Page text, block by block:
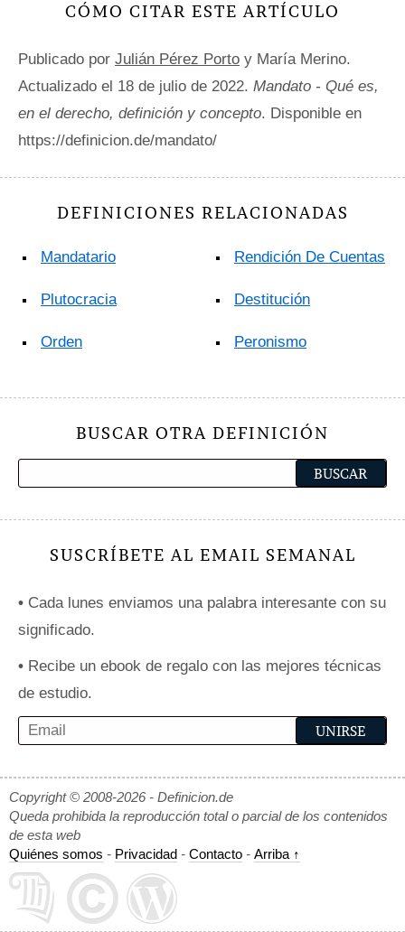
CÓMO CITAR ESTE ARTÍCULO
Publicado por Julián Pérez Porto y María Merino.
Actualizado el 18 de julio de 2022. Mandato - Qué es,
en el derecho, definición y concepto. Disponible en
https://definicion.de/mandato/
DEFINICIONES RELACIONADAS
Mandatario
Plutocracia
Orden
Rendición De Cuentas
Destitución
Peronismo
BUSCAR OTRA DEFINICIÓN
SUSCRÍBETE AL EMAIL SEMANAL
• Cada lunes enviamos una palabra interesante con su
significado.
• Recibe un ebook de regalo con las mejores técnicas
de estudio.
Copyright © 2008-2026 - Definicion.de
Queda prohibida la reproducción total o parcial de los contenidos
de esta web
Quiénes somos - Privacidad - Contacto - Arriba ↑